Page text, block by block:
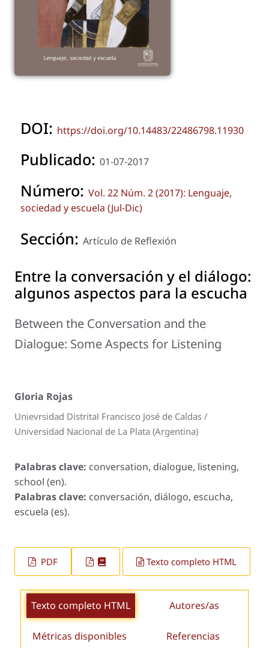
DOI: https://doi.org/10.14483/22486798.11930
Publicado: 01-07-2017
Número: Vol. 22 Núm. 2 (2017): Lenguaje,
sociedad y escuela (Jul-Dic)
Sección: Artículo de Reflexión
Entre la conversación y el diálogo:
algunos aspectos para la escucha
Between the Conversation and the
Dialogue: Some Aspects for Listening
Gloria Rojas
Unievrsidad Distrital Francisco José de Caldas /
Universidad Nacional de La Plata (Argentina)
Palabras clave: conversation, dialogue, listening,
school (en).
Palabras clave: conversación, diálogo, escucha,
escuela (es).
PDF Texto completo HTML
Texto completo HTML Autores/as
Métricas disponibles Referencias